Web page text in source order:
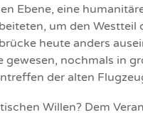
Ebene, eine
um den
heute anders
gewesen, nochmals in
der alten
Willen? Dem